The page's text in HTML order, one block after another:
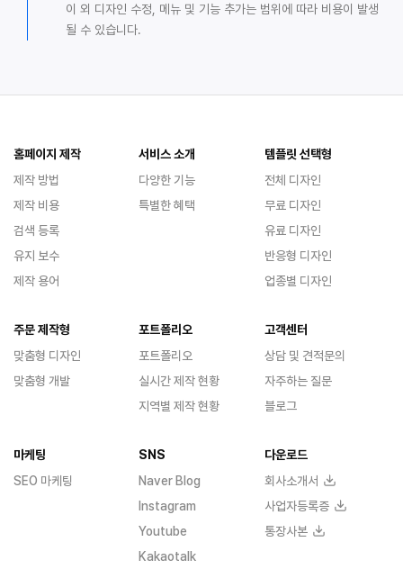
이 외 디자인 수정, 메뉴 및 기능 추가는 범위에 따라 비용이 발생
될 수 있습니다.
홈페이지 제작
제작 방법
제작 비용
검색 등록
유지 보수
제작 용어
서비스 소개
다양한 기능
특별한 혜택
템플릿 선택형
전체 디자인
무료 디자인
유료 디자인
반응형 디자인
업종별 디자인
주문 제작형
맞춤형 디자인
맞춤형 개발
포트폴리오
포트폴리오
실시간 제작 현황
지역별 제작 현황
고객센터
상담 및 견적문의
자주하는 질문
블로그
마케팅
SEO 마케팅
SNS
Naver Blog
Instagram
Youtube
Kakaotalk
다운로드
회사소개서
사업자등록증
통장사본